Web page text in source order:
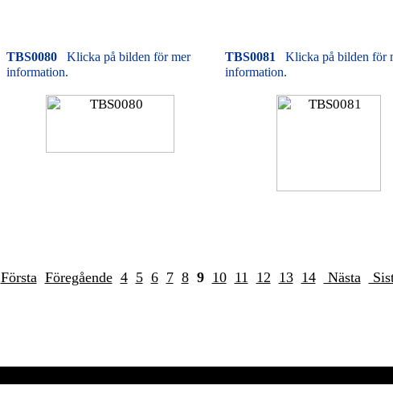
TBS0080
Klicka på bilden för mer
information.
TBS0081
Klicka på bilden för
information.
Första Föregående 4 5 6 7 8 9 10 11 12 13 14 Nästa